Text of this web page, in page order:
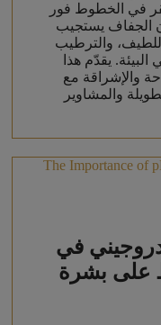
في الخطوط فور
الجفاف يستجيب
والترطيب
يقدّم هذا
والإشراقة مع
والمشاوير
في
على بشرة